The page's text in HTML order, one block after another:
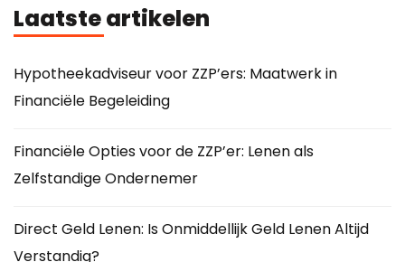
Laatste artikelen
Hypotheekadviseur voor ZZP’ers: Maatwerk in
Financiële Begeleiding
Financiële Opties voor de ZZP’er: Lenen als
Zelfstandige Ondernemer
Direct Geld Lenen: Is Onmiddellijk Geld Lenen Altijd
Verstandig?